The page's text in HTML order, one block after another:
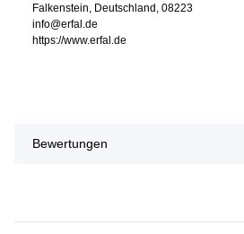
Falkenstein, Deutschland, 08223
info@erfal.de
https://www.erfal.de
Bewertungen